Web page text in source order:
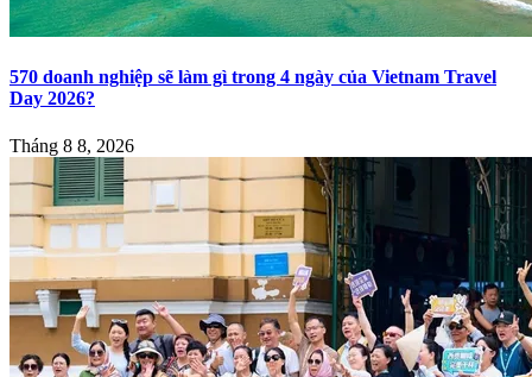
570 doanh nghiệp sẽ làm gì trong 4 ngày của Vietnam Travel
Day 2026?
Tháng 8 8, 2026